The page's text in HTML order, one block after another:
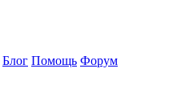
Блог Помощь Форум